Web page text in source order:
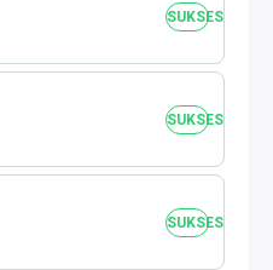
SUKSES
SUKSES
SUKSES